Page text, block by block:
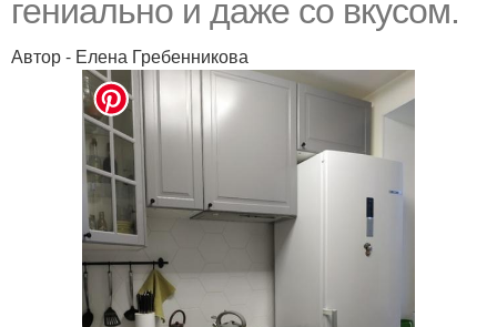
гениально и даже со вкусом.
Автор - Елена Гребенникова